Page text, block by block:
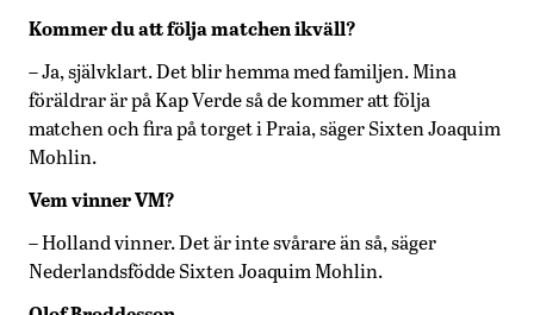
Kommer du att följa matchen ikväll?
– Ja, självklart. Det blir hemma med familjen. Mina
föräldrar är på Kap Verde så de kommer att följa
matchen och fira på torget i Praia, säger Sixten Joaquim
Mohlin.
Vem vinner VM?
– Holland vinner. Det är inte svårare än så, säger
Nederlandsfödde Sixten Joaquim Mohlin.